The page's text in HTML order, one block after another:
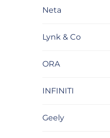
Neta
Lynk & Co
ORA
INFINITI
Geely